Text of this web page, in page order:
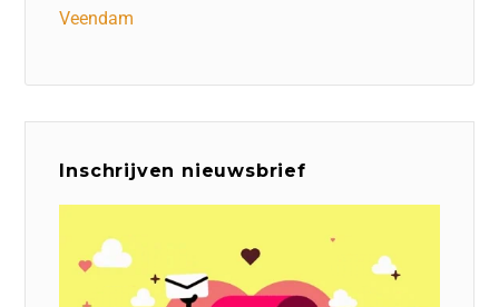
Veendam
Inschrijven nieuwsbrief